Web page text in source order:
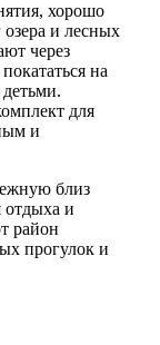
хорошо
и лесных
через
на
для
и
близ
отдыха и
район
прогулок и